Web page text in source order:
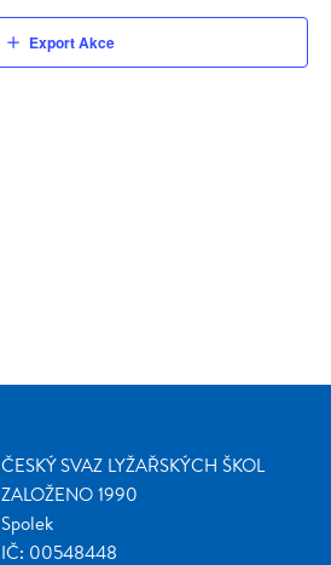
A
Export Akce
ČESKÝ SVAZ LYŽAŘSKÝCH ŠKOL
ZALOŽENO 1990
Spolek
IČ: 00548448